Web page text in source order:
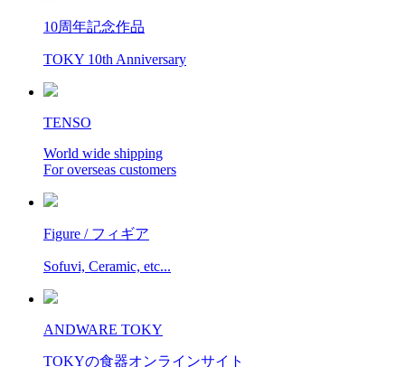
10周年記念作品
TOKY 10th Anniversary
TENSO
World wide shipping
For overseas customers
Figure / フィギア
Sofuvi, Ceramic, etc...
ANDWARE TOKY
TOKYの食器オンラインサイト